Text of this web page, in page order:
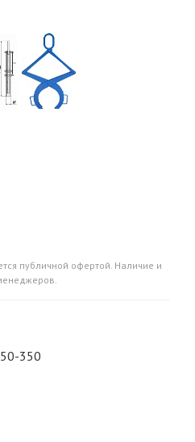
публичной офертой. Наличие и
350